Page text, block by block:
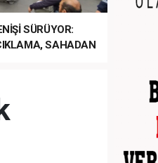
SÜRÜYOR:
SAHADAN